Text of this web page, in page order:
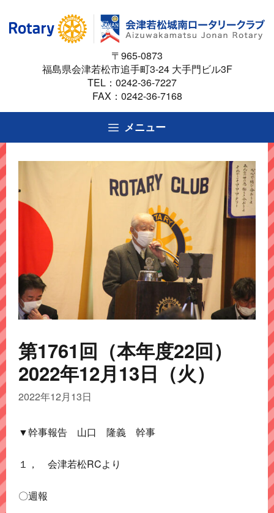
ス
ッ
プ
〒965-0873
福島県会津若松市追手町3-24 大手門ビル3F
TEL： 0242-36-7227
FAX：0242-36-7168
メニュー
第1761回（本年度22回）
2022年12月13日（火）
2022年12月13日
▼幹事報告 山口 隆義 幹事
１， 会津若松RCより
〇週報